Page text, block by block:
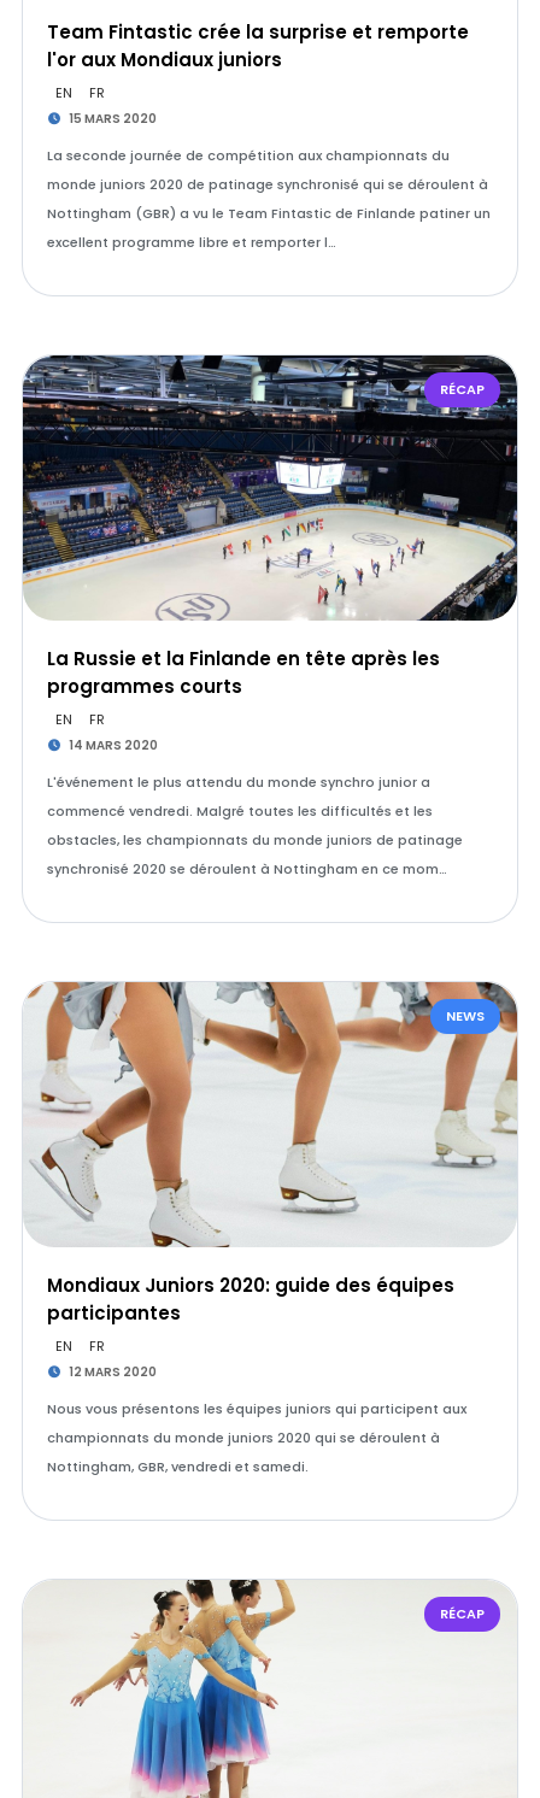
Team Fintastic crée la surprise et remporte
l'or aux Mondiaux juniors
EN FR
15 MARS 2020
La seconde journée de compétition aux championnats du
monde juniors 2020 de patinage synchronisé qui se déroulent à
Nottingham (GBR) a vu le Team Fintastic de Finlande patiner un
excellent programme libre et remporter l…
RÉCAP
La Russie et la Finlande en tête après les
programmes courts
EN FR
14 MARS 2020
L'événement le plus attendu du monde synchro junior a
commencé vendredi. Malgré toutes les difficultés et les
obstacles, les championnats du monde juniors de patinage
synchronisé 2020 se déroulent à Nottingham en ce mom…
NEWS
Mondiaux Juniors 2020: guide des équipes
participantes
EN FR
12 MARS 2020
Nous vous présentons les équipes juniors qui participent aux
championnats du monde juniors 2020 qui se déroulent à
Nottingham, GBR, vendredi et samedi.
RÉCAP